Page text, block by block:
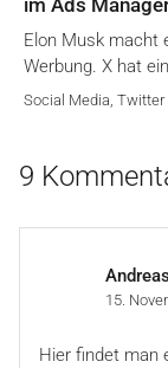
im Ads
Elon Musk macht
Werbung. X hat
Social Media, Twitter
9
15.
Hier findet man